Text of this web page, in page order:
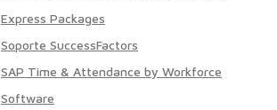
Express Packages
Soporte SuccessFactors
SAP Time & Attendance by Workforce
Software